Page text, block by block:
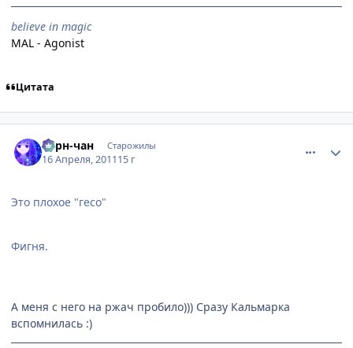
believe in magic
MAL - Agonist
Цитата
Берн-чан Старожилы
16 Апреля, 201115 г
Это плохое "гесо"
Фигня.
А меня с него на ржач пробило))) Сразу Кальмарка
вспомнилась :)